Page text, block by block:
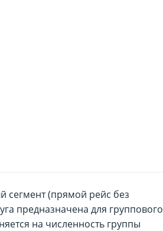
сегмент (прямой рейс без
предназначена для группового
на численность группы